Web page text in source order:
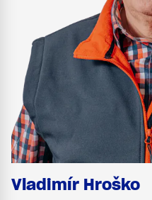
Vladimír Hroško